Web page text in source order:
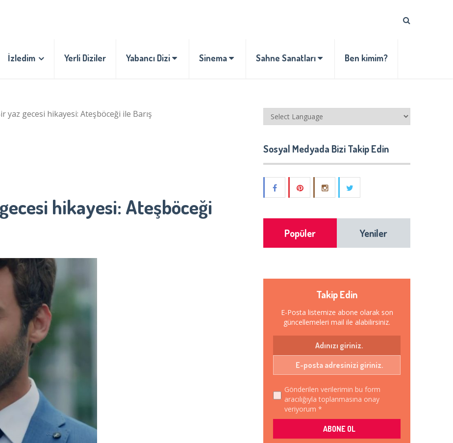
İzledim Yerli Diziler Yabancı Dizi Sinema Sahne Sanatları Ben kimim?
yaz gecesi hikayesi: Ateşböceği ile Barış
hikayesi: Ateşböceği
Sosyal Medyada Bizi Takip Edin
Popüler Yeniler
Takip Edin
E-Posta listemize abone olarak son
güncellemeleri mail ile alabilirsiniz.
Gönderilen verilerimin bu form
aracılığıyla toplanmasına onay
veriyorum *